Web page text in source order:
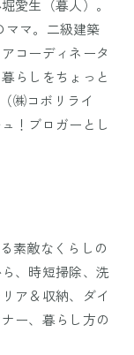
愛生（暮人）。
ママ。二級建築
コーディネータ
らしをちょっと
㈱コボリライ
！ブロガーとし
素敵なくらしの
、時短掃除、洗
ア＆収納、ダイ
ー、暮らし方の